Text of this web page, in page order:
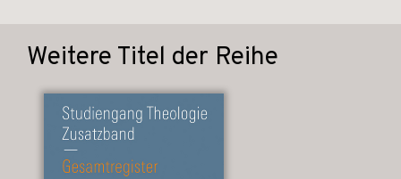
Weitere Titel der Reihe